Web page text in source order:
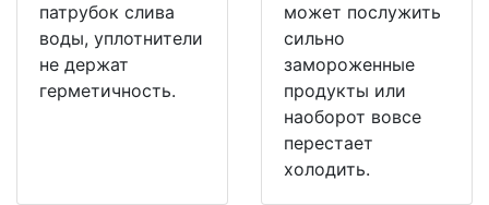
патрубок слива
воды, уплотнители
не держат
герметичность.
может послужить
сильно
замороженные
продукты или
наоборот вовсе
перестает
холодить.